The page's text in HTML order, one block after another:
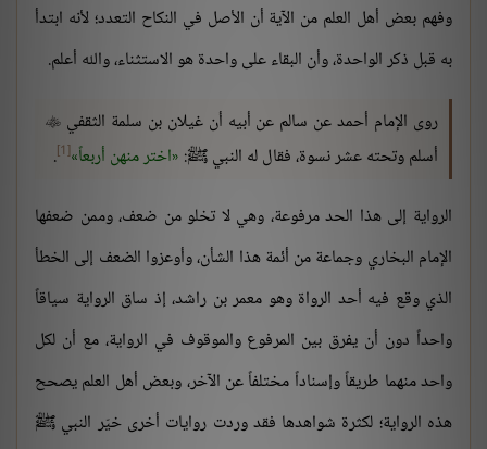
وفهم بعض أهل العلم من الآية أن الأصل في النكاح التعدد؛ لأنه ابتدأ
به قبل ذكر الواحدة، وأن البقاء على واحدة هو الاستثناء، والله أعلم.
روى الإمام أحمد عن سالم عن أبيه أن غيلان بن سلمة الثقفي 
أسلم وتحته عشر نسوة، فقال له النبي ﷺ: اختر منهن أربعاً [1]
.
الرواية إلى هذا الحد مرفوعة، وهي لا تخلو من ضعف، وممن ضعفها
الإمام البخاري وجماعة من أئمة هذا الشأن، وأوعزوا الضعف إلى الخطأ
الذي وقع فيه أحد الرواة وهو معمر بن راشد، إذ ساق الرواية سياقاً
واحداً دون أن يفرق بين المرفوع والموقوف في الرواية، مع أن لكل
واحد منهما طريقاً وإسناداً مختلفاً عن الآخر، وبعض أهل العلم يصحح
هذه الرواية؛ لكثرة شواهدها فقد وردت روايات أخرى خيّر النبي ﷺ